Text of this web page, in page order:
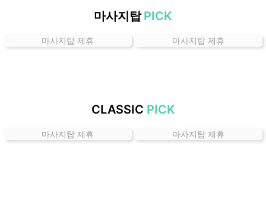
동
곳
마사지탑 PICK
마사지탑 제휴 마사지탑 제휴
CLASSIC PICK
마사지탑 제휴 마사지탑 제휴